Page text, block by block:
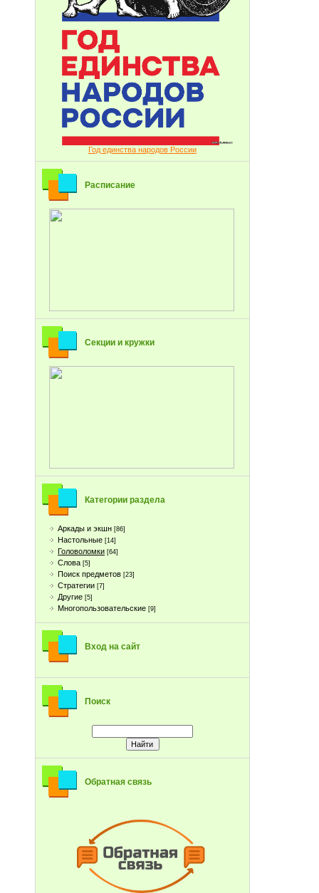
Год единства народов России
Расписание
Секции и кружки
Категории раздела
Аркады и экшн [86]
Настольные [14]
Головоломки [64]
Слова [5]
Поиск предметов [23]
Стратегии [7]
Другие [5]
Многопользовательские [9]
Вход на сайт
Поиск
Обратная связь